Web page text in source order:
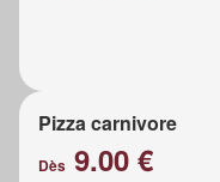
Pizza carnivore
Dès 9.00 €